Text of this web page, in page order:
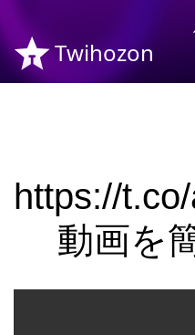
Twihozon
https://
動画を